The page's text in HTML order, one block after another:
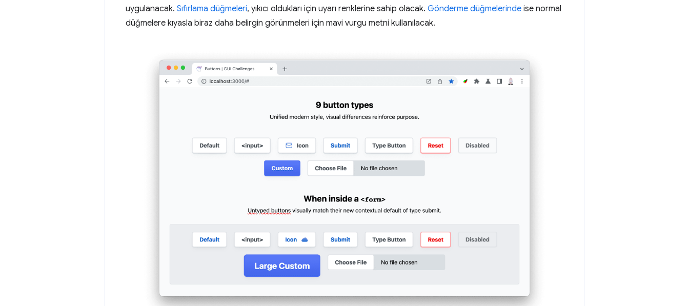
uygulanacak. Sıfırlama düğmeleri, yıkıcı oldukları için uyarı renklerine sahip olacak. Gönderme düğmelerinde ise normal
düğmelere kıyasla biraz daha belirgin görünmeleri için mavi vurgu metni kullanılacak.